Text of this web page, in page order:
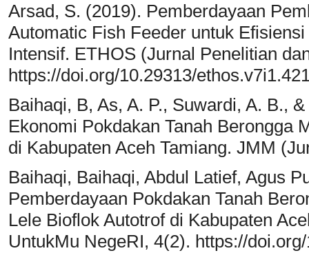
Arsad, S. (2019). Pemberdayaan
Automatic Fish Feeder untuk
Intensif. ETHOS (Jurnal Penelitian
https://doi.org/10.29313/
Baihaqi, B, As, A. P., Suwardi, A. B.,
Ekonomi Pokdakan Tanah Berongga
di Kabupaten Aceh Tamiang. JMM
Baihaqi, Baihaqi, Abdul Latief, Agus
Pemberdayaan Pokdakan Tanah
Lele Bioflok Autotrof di Kabupaten
UntukMu NegeRI, 4(2). https://